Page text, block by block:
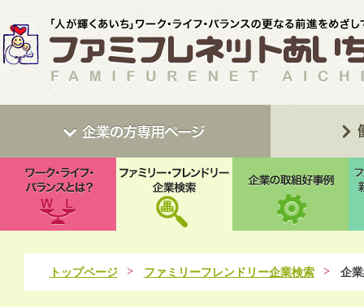
トップページ ファミリーフレンドリー企業検索 企